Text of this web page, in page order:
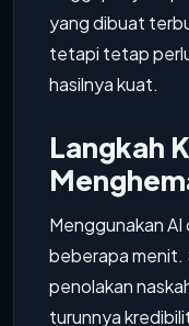
yang dibuat
tetapi tetap
hasilnya kuat.
Langkah
Menggunakan
beberapa menit.
penolakan
turunnya